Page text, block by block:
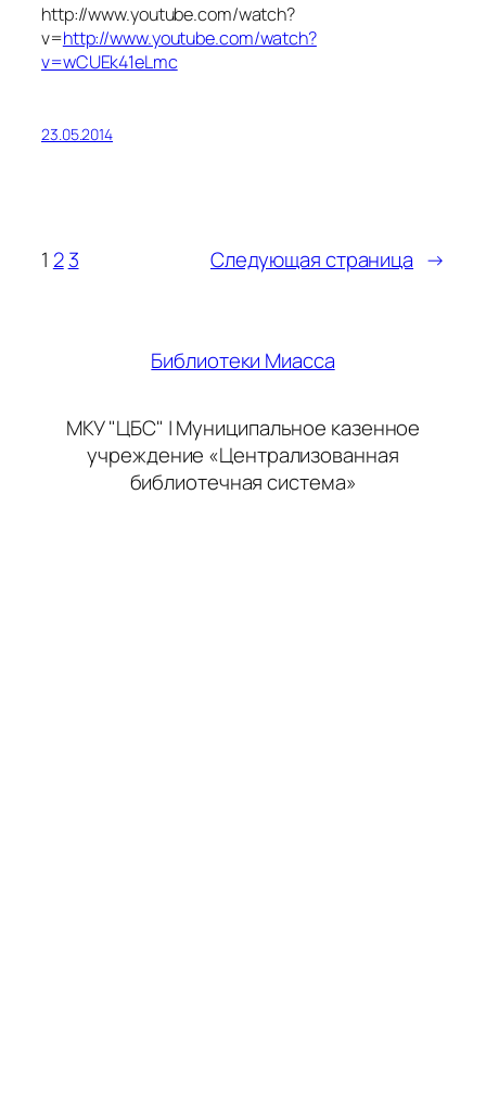
http://www.youtube.com/watch?
v=http://www.youtube.com/watch?
v=wCUEk41eLmc
23.05.2014
1 2 3 Следующая страница →
Библиотеки Миасса
МКУ "ЦБС" | Муниципальное казенное
учреждение «Централизованная
библиотечная система»